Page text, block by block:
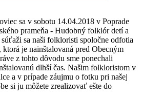
sa v sobotu 14.04.2018 v Poprade
prameňa - Hudobný folklór detí a
sa naši folkloristi spoločne odfotia
je nainštalovaná pred Obecným
z tohto dôvodu sme ponechali
dlhší čas. Našim folkloristom v
a v prípade záujmu o fotku pri našej
si ju môžete zrealizovať ešte do